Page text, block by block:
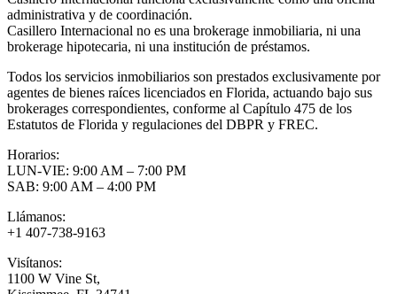
administrativa y de coordinación.
Casillero Internacional no es una brokerage inmobiliaria, ni una
brokerage hipotecaria, ni una institución de préstamos.
Todos los servicios inmobiliarios son prestados exclusivamente por
agentes de bienes raíces licenciados en Florida, actuando bajo sus
brokerages correspondientes, conforme al Capítulo 475 de los
Estatutos de Florida y regulaciones del DBPR y FREC.
Horarios:
LUN-VIE: 9:00 AM – 7:00 PM
SAB: 9:00 AM – 4:00 PM
Llámanos:
+1 407-738-9163
Visítanos:
1100 W Vine St,